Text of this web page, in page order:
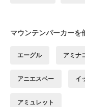
マウンテンパーカーを
エーグル アミナ
アニエスベー イ
アミュレット